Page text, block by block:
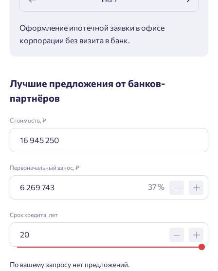
Оформление ипотечной заявки в офисе
корпорации без визита в банк.
Лучшие предложения от банков-
партнёров
Стоимость, ₽
Первоначальный взнос, ₽
37 %
Срок кредита, лет
По вашему запросу нет предложений.